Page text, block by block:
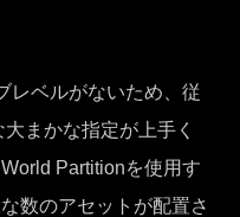
レベルがないため、従
まかな指定が上手く
Partitionを使用す
数のアセットが配置さ